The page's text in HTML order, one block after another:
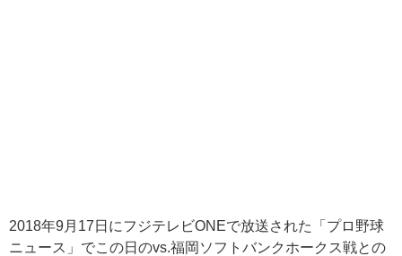
2018年9月17日にフジテレビONEで放送された「プロ野球
ニュース」でこの日のvs.福岡ソフトバンクホークス戦との